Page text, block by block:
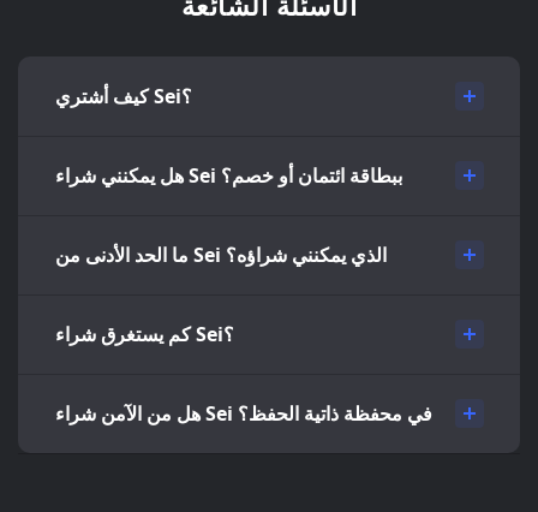
كيف أشتري Sei؟
هل يمكنني شراء Sei ببطاقة ائتمان أو خصم؟
ما الحد الأدنى من Sei الذي يمكنني شراؤه؟
كم يستغرق شراء Sei؟
هل من الآمن شراء Sei في محفظة ذاتية الحفظ؟